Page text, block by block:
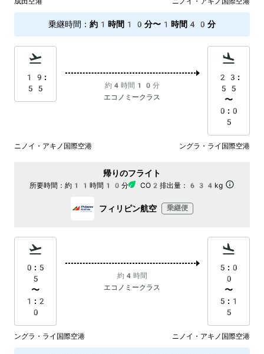
乗継時間 ： 約1時間10分〜1時間40分
19:
55
約4時間10分
エコノミークラス
23:
55
〜
0:0
5
ニノイ・アキノ国際空港 ングラ・ライ国際空港
帰りのフライト
所要時間： 約11時間10分 CO2排出量： 634kg
フィリピン航空 乗継便
0:5
5
〜
1:2
0
約4時間
エコノミークラス
5:0
0
〜
5:1
5
ングラ・ライ国際空港 ニノイ・アキノ国際空港